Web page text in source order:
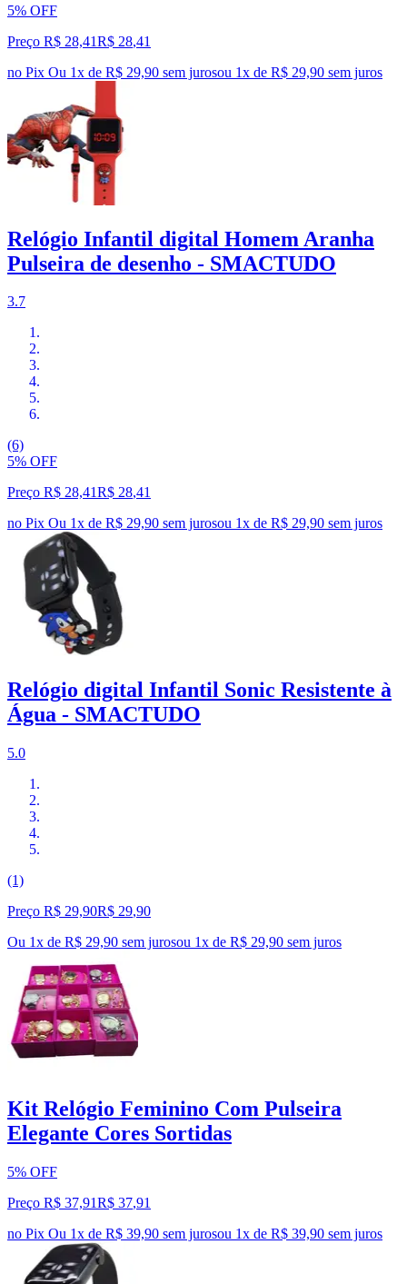
5% OFF
Preço R$ 28,41R$ 28,41
no Pix Ou 1x de R$ 29,90 sem jurosou 1x de R$ 29,90 sem juros
Relógio Infantil digital Homem Aranha
Pulseira de desenho - SMACTUDO
3.7
(6)
5% OFF
Preço R$ 28,41R$ 28,41
no Pix Ou 1x de R$ 29,90 sem jurosou 1x de R$ 29,90 sem juros
Relógio digital Infantil Sonic Resistente à
Água - SMACTUDO
5.0
(1)
Preço R$ 29,90R$ 29,90
Ou 1x de R$ 29,90 sem jurosou 1x de R$ 29,90 sem juros
Kit Relógio Feminino Com Pulseira
Elegante Cores Sortidas
5% OFF
Preço R$ 37,91R$ 37,91
no Pix Ou 1x de R$ 39,90 sem jurosou 1x de R$ 39,90 sem juros